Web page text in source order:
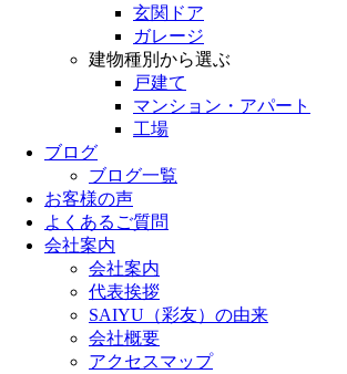
玄関ドア
ガレージ
建物種別から選ぶ
戸建て
マンション・アパート
工場
ブログ
ブログ一覧
お客様の声
よくあるご質問
会社案内
会社案内
代表挨拶
SAIYU（彩友）の由来
会社概要
アクセスマップ